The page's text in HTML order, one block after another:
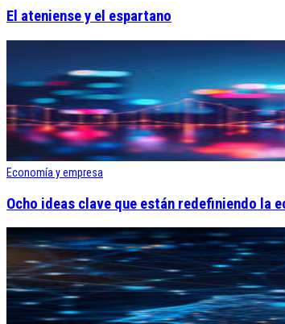
El ateniense y el espartano
Economía y empresa
Ocho ideas clave que están redefiniendo la